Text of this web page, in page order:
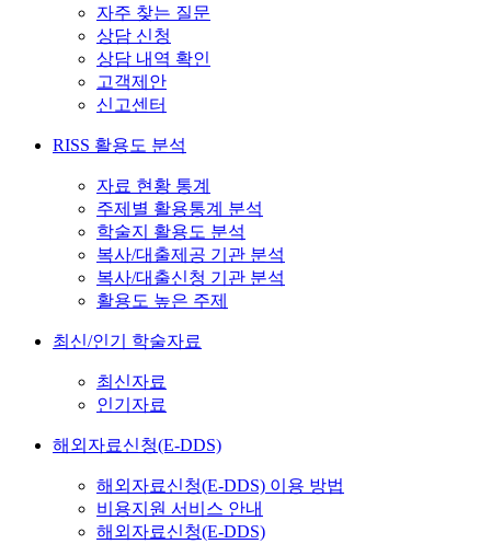
자주 찾는 질문
상담 신청
상담 내역 확인
고객제안
신고센터
RISS 활용도 분석
자료 현황 통계
주제별 활용통계 분석
학술지 활용도 분석
복사/대출제공 기관 분석
복사/대출신청 기관 분석
활용도 높은 주제
최신/인기 학술자료
최신자료
인기자료
해외자료신청(E-DDS)
해외자료신청(E-DDS) 이용 방법
비용지원 서비스 안내
해외자료신청(E-DDS)